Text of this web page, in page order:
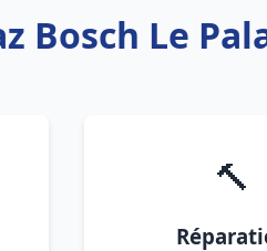
Bosch Le
🔨